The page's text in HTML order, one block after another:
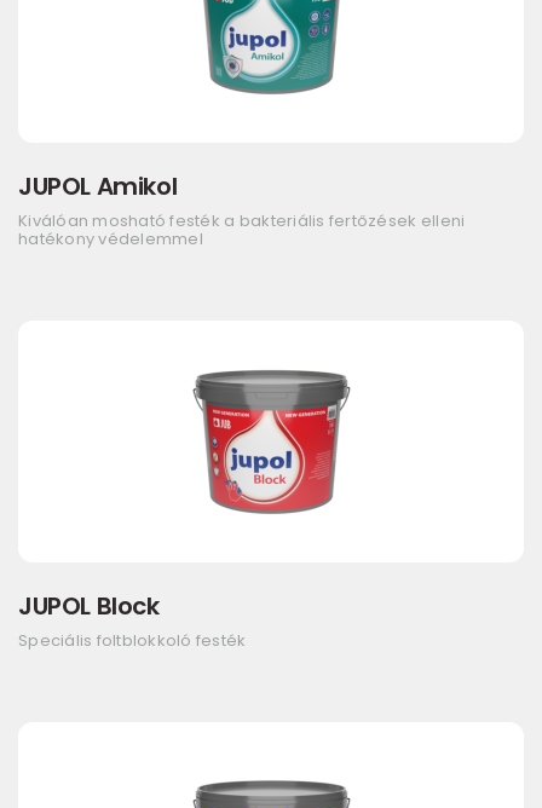
JUPOL Amikol
Kiválóan mosható festék a bakteriális fertőzések elleni
hatékony védelemmel
JUPOL Block
Speciális foltblokkoló festék